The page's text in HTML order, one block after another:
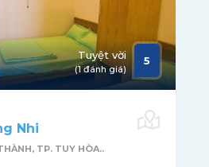
Tuyệt vời
(1 đánh giá)
5
Nhi
TP. TUY HÒA..